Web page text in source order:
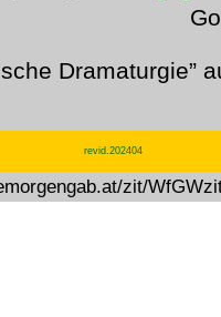
Dramaturgie”
revid.202404
zit/